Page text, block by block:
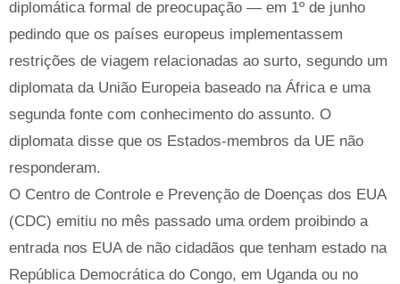
diplomática formal de preocupação — em 1º de junho
pedindo que os países europeus implementassem
restrições de viagem relacionadas ao surto, segundo um
diplomata da União Europeia baseado na África e uma
segunda fonte com conhecimento do assunto. O
diplomata disse que os Estados-membros da UE não
responderam.
O Centro de Controle e Prevenção de Doenças dos EUA
(CDC) emitiu no mês passado uma ordem proibindo a
entrada nos EUA de não cidadãos que tenham estado na
República Democrática do Congo, em Uganda ou no